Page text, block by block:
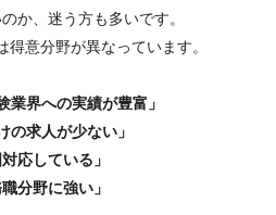
か、迷う方も多いです。
得意分野が異なっています。
業界への実績が豊富」
の求人が少ない」
対応している」
職分野に強い」